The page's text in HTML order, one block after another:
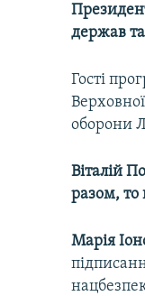
держав
Гості
оборони
Віталій
разом, то
Марія